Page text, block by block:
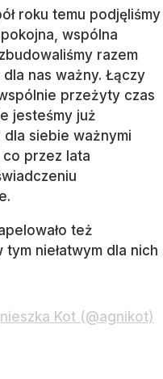
roku temu podjęliśmy
wspólna
razem
nas ważny. Łączy
przeżyty czas
jesteśmy już
dla siebie ważnymi
przez lata
też
niełatwym dla nich
Kot (@agnikot)